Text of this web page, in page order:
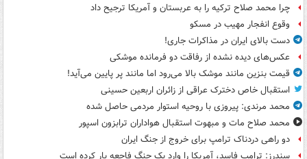
چرا محمد صلاح ترکیه را به عربستان و آمریکا ترجیح داد
وقوع انفجار مهیب در مسکو
دست بالای ایران در مذاکرات جاری!
عکس‌های دیده نشده از رفاقت دو فرمانده‌ موشکی
قیمت بنزین مانند موشک بالا می‌رود اما مانند پر پایین می‌آید!
استقبال خاص دخترک عراقی از زائران اربعین حسینی
محمد مرندی: پیروزی با روحیه استوار مردمی حاصل شده
محمد صلاح مات و مبهوت استقبال هواداران ترابزون اسپور
دو راهی دردناک ترامپ برای خروج از جنگ ایران
سندرز: ترامپ فاسد، آمریکا را وارد یک جنگ فاجعه بار کرده است